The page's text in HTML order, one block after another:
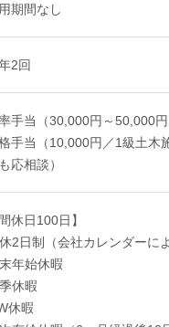
期間なし
2回
手当（30,000円～50,000円
手当（10,000円／1級土木
応相談）
休日100日】
2日制（会社カレンダーによ
年始休暇
休暇
休暇